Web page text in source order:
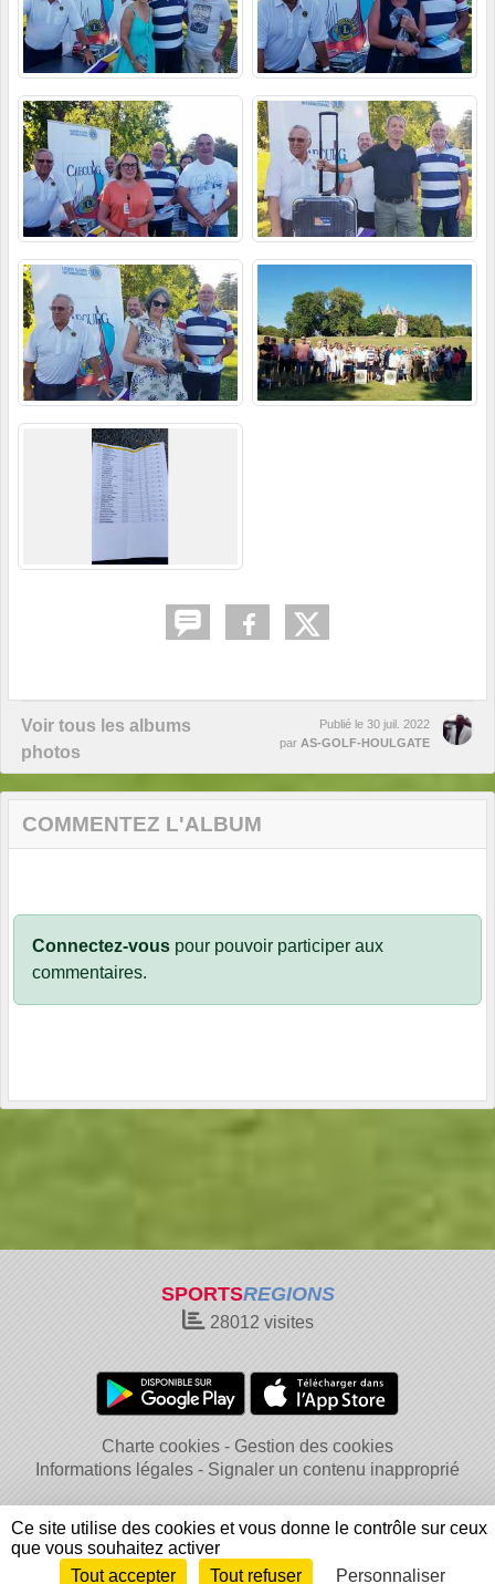
Voir tous les albums
photos
Publié le 30 juil. 2022
par AS-GOLF-HOULGATE
COMMENTEZ L'ALBUM
Connectez-vous pour pouvoir participer aux
commentaires.
SPORTSREGIONS
28012 visites
Charte cookies
Gestion des cookies
Informations légales
Signaler un contenu inapproprié
Envie de participer ? Connexion
Ce site utilise des cookies et vous donne le contrôle sur ceux
que vous souhaitez activer
Tout accepter
Tout refuser Personnaliser